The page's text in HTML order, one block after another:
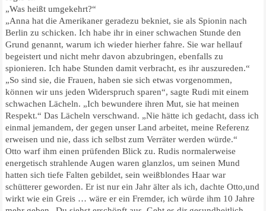
„Was heißt umgekehrt?“
„Anna hat die Amerikaner geradezu bekniet, sie als Spionin nach
Berlin zu schicken. Ich habe ihr in einer schwachen Stunde den
Grund genannt, warum ich wieder hierher fahre. Sie war hellauf
begeistert und nicht mehr davon abzubringen, ebenfalls zu
spionieren. Ich habe Stunden damit verbracht, es ihr auszureden.“
„So sind sie, die Frauen, haben sie sich etwas vorgenommen,
können wir uns jeden Widerspruch sparen“, sagte Rudi mit einem
schwachen Lächeln. „Ich bewundere ihren Mut, sie hat meinen
Respekt.“ Das Lächeln verschwand. „Nie hätte ich gedacht, dass ich
einmal jemandem, der gegen unser Land arbeitet, meine Referenz
erweisen und nie, dass ich selbst zum Verräter werden würde.“
Otto warf ihm einen prüfenden Blick zu. Rudis normalerweise
energetisch strahlende Augen waren glanzlos, um seinen Mund
hatten sich tiefe Falten gebildet, sein weißblondes Haar war
schütterer geworden. Er ist nur ein Jahr älter als ich, dachte Otto,und
wirkt wie ein Greis … wäre er ein Fremder, ich würde ihm 10 Jahre